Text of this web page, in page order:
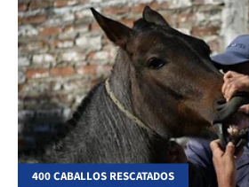
400 CABALLOS RESCATADOS